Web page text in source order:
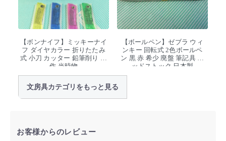
【ボンナイフ】ミッキーナイ
フ ダイヤカラー 折りたたみ
式 小刀 カッター 鉛筆削り 工
作 当時物
【ボールペン】ゼブラ ウィ
ンキー 回転式 2色ボールペ
ン 黒 赤 希少 廃盤 筆記具 デ
ッドストック 日本製
文房具カテゴリをもっと見る
お客様からのレビュー